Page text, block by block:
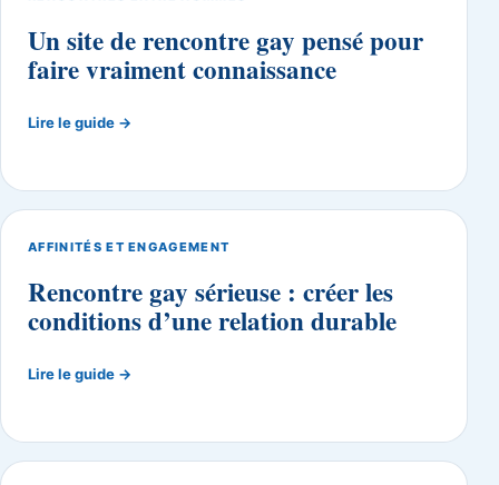
Un site de rencontre gay pensé pour
faire vraiment connaissance
Lire le guide →
AFFINITÉS ET ENGAGEMENT
Rencontre gay sérieuse : créer les
conditions d’une relation durable
Lire le guide →